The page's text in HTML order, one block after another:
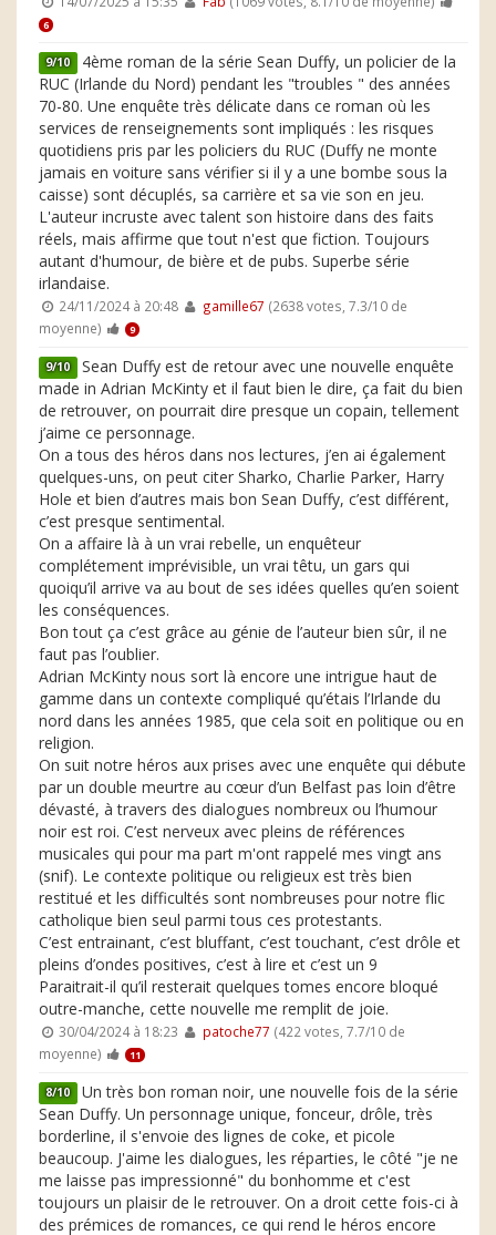
6
9/10 4ème roman de la série Sean Duffy, un policier de la
RUC (Irlande du Nord) pendant les "troubles " des années
70-80. Une enquête très délicate dans ce roman où les
services de renseignements sont impliqués : les risques
quotidiens pris par les policiers du RUC (Duffy ne monte
jamais en voiture sans vérifier si il y a une bombe sous la
caisse) sont décuplés, sa carrière et sa vie son en jeu.
L'auteur incruste avec talent son histoire dans des faits
réels, mais affirme que tout n'est que fiction. Toujours
autant d'humour, de bière et de pubs. Superbe série
irlandaise.
24/11/2024 à 20:48 gamille67 (2638 votes, 7.3/10 de
moyenne)
9
9/10 Sean Duffy est de retour avec une nouvelle enquête
made in Adrian McKinty et il faut bien le dire, ça fait du bien
de retrouver, on pourrait dire presque un copain, tellement
j’aime ce personnage.
On a tous des héros dans nos lectures, j’en ai également
quelques-uns, on peut citer Sharko, Charlie Parker, Harry
Hole et bien d’autres mais bon Sean Duffy, c’est différent,
c’est presque sentimental.
On a affaire là à un vrai rebelle, un enquêteur
complétement imprévisible, un vrai têtu, un gars qui
quoiqu’il arrive va au bout de ses idées quelles qu’en soient
les conséquences.
Bon tout ça c’est grâce au génie de l’auteur bien sûr, il ne
faut pas l’oublier.
Adrian McKinty nous sort là encore une intrigue haut de
gamme dans un contexte compliqué qu’étais l’Irlande du
nord dans les années 1985, que cela soit en politique ou en
religion.
On suit notre héros aux prises avec une enquête qui débute
par un double meurtre au cœur d’un Belfast pas loin d’être
dévasté, à travers des dialogues nombreux ou l’humour
noir est roi. C’est nerveux avec pleins de références
musicales qui pour ma part m'ont rappelé mes vingt ans
(snif). Le contexte politique ou religieux est très bien
restitué et les difficultés sont nombreuses pour notre flic
catholique bien seul parmi tous ces protestants.
C’est entrainant, c’est bluffant, c’est touchant, c’est drôle et
pleins d’ondes positives, c’est à lire et c’est un 9
Paraitrait-il qu’il resterait quelques tomes encore bloqué
outre-manche, cette nouvelle me remplit de joie.
30/04/2024 à 18:23 patoche77 (422 votes, 7.7/10 de
moyenne)
11
8/10 Un très bon roman noir, une nouvelle fois de la série
Sean Duffy. Un personnage unique, fonceur, drôle, très
borderline, il s'envoie des lignes de coke, et picole
beaucoup. J'aime les dialogues, les réparties, le côté "je ne
me laisse pas impressionné" du bonhomme et c'est
toujours un plaisir de le retrouver. On a droit cette fois-ci à
des prémices de romances, ce qui rend le héros encore